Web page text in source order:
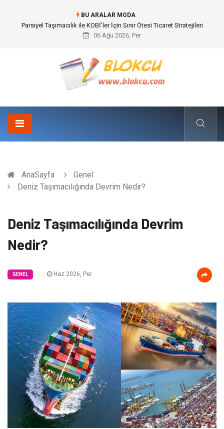
BU ARALAR MODA
Br544 ile Lastik ve Plastik Modifikasyonunda Yüksek Performans
06 Ağu 2026, Per
AnaSayfa
Genel
Deniz Taşımacılığında Devrim Nedir?
Deniz Taşımacılığında Devrim
Nedir?
GENEL Haz 2026, Per